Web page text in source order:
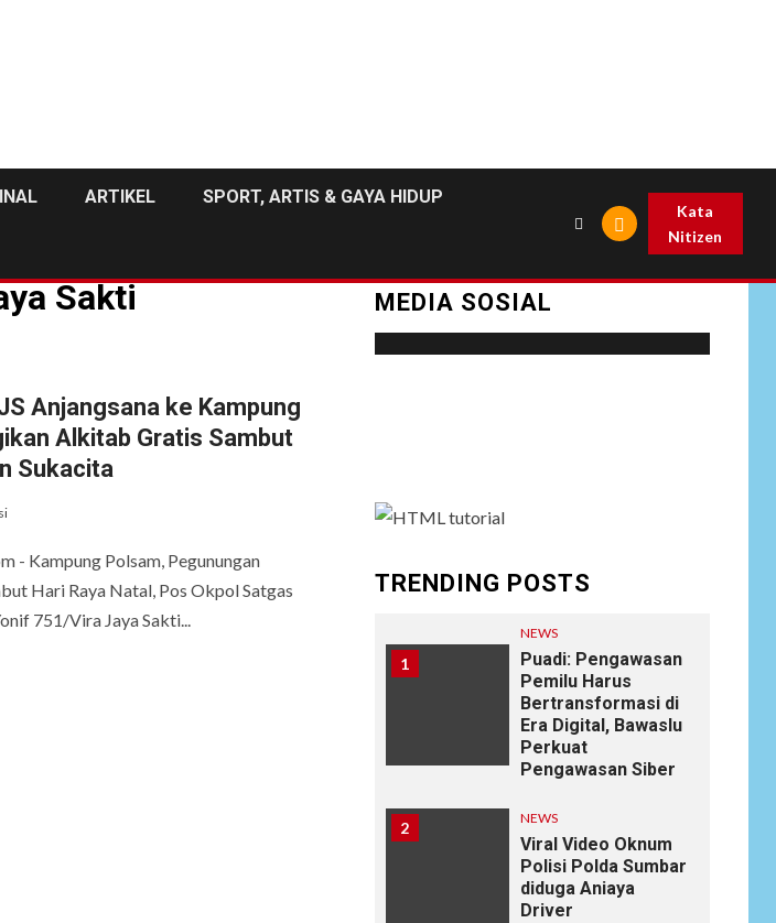
ARTIKEL SPORT, ARTIS & GAYA HIDUP
Kata
Nitizen
Sakti
Anjangsana ke Kampung
Alkitab Gratis Sambut
Sukacita
- Kampung Polsam, Pegunungan
Hari Raya Natal, Pos Okpol Satgas
751/Vira Jaya Sakti...
MEDIA SOSIAL
TRENDING POSTS
1
NEWS
Puadi: Pengawasan
Pemilu Harus
Bertransformasi di
Era Digital, Bawaslu
Perkuat
Pengawasan Siber
2 NEWS
Viral Video Oknum
Polisi Polda Sumbar
diduga Aniaya
Driver